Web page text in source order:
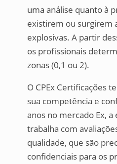
uma análise quanto à
existirem ou surgirem
explosivas. A partir
os profissionais
zonas (0,1 ou 2).
O CPEx Certificações
sua competência e
anos no mercado Ex,
trabalha com
qualidade, que são
confidenciais para os